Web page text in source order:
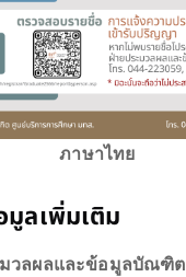
ภาษาไทย
ลเพิ่มเติม
มวลผลและข้อมูลบัณฑิต